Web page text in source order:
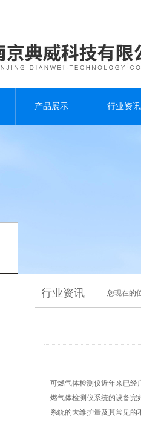
产品展示 行业资讯
行业资讯 您现在的
可燃气体检测仪近年来已经
燃气体检测仪系统的设备完
系统的大维护量及其常见